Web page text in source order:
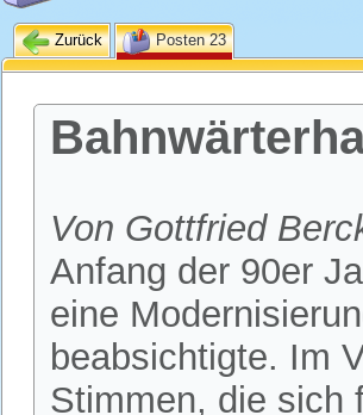
Zurück Posten 23
Von Gottfried
Anfang der 90er
eine
beabsichtigte. Im
Stimmen, die sich